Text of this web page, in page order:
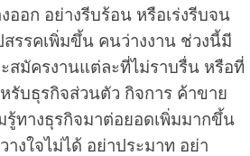
ออก อย่างรีบร้อน หรือเร่งรีบจน
สรรคเพิ่มขึ้น คนว่างงาน ช่วงนี้มี
ะสมัครงานแต่ละที่ไม่ราบรื่น หรือที่
รับธุรกิจส่วนตัว กิจการ ค้าขาย
รู้ทางธุรกิจมาต่อยอดเพิ่มมากขึ้น
งใจไม่ได้ อย่าประมาท อย่า